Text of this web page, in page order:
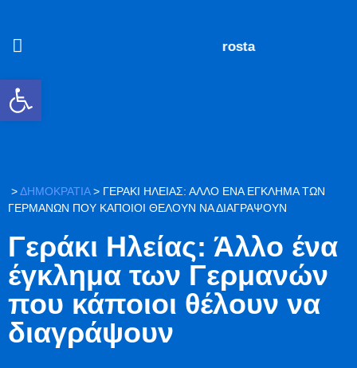
Ανοίξτε τη γραμμή εργαλείων
>ΔΗΜΟΚΡΑΤΙΑ> ΓΕΡΆΚΙ ΗΛΕΊΑΣ: ΆΛΛΟ ΈΝΑ ΈΓΚΛΗΜΑ ΤΩΝ
ΓΕΡΜΑΝΏΝ ΠΟΥ ΚΆΠΟΙΟΙ ΘΈΛΟΥΝ ΝΑ ΔΙΑΓΡΆΨΟΥΝ
Γεράκι Ηλείας: Άλλο ένα
έγκλημα των Γερμανών
που κάποιοι θέλουν να
διαγράψουν